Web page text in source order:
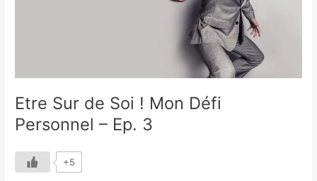
Etre Sur de Soi ! Mon Défi
Personnel – Ep. 3
+5